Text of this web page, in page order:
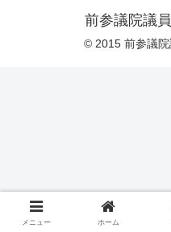
前参議院議
© 2015 前参議院
メニュー ホーム